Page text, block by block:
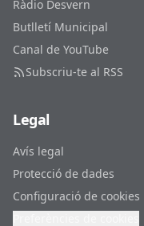
Ràdio Desvern
Butlletí Municipal
Canal de YouTube
Subscriu-te al RSS
Legal
Avís legal
Protecció de dades
Configuració de cookies